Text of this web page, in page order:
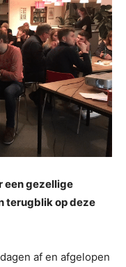
een gezellige
terugblik op deze
af en afgelopen